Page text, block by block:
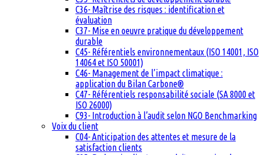
C36- Maîtrise des risques : identification et
évaluation
C37- Mise en oeuvre pratique du développement
durable
C45- Référentiels environnementaux (ISO 14001, ISO
14064 et ISO 50001)
C46- Management de l’impact climatique :
application du Bilan Carbone®
C47- Référentiels responsabilité sociale (SA 8000 et
ISO 26000)
C93- Introduction à l’audit selon NGO Benchmarking
Voix du client
C04- Anticipation des attentes et mesure de la
satisfaction clients